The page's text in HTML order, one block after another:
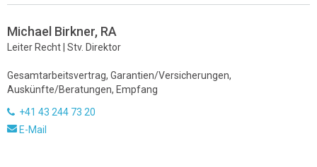
Michael Birkner, RA
Leiter Recht | Stv. Direktor
Gesamtarbeitsvertrag, Garantien/Versicherungen,
Auskünfte/Beratungen, Empfang
+41 43 244 73 20
E-Mail